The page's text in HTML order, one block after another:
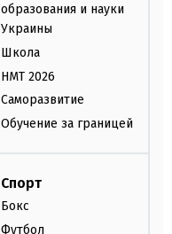
образования и науки
Украины
Школа
НМТ 2026
Саморазвитие
Обучение за границей
Спорт
Бокс
Футбол